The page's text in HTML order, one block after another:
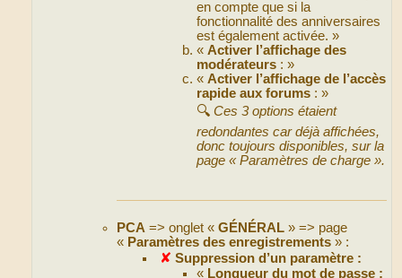
en compte que si la
fonctionnalité des anniversaires
est également activée. »
« Activer l’affichage des
modérateurs: »
« Activer l’affichage de l’accès
rapide aux forums: »
🔍 Ces 3 options étaient
redondantes car déjà affichées,
donc toujours disponibles, sur la
page « Paramètres de charge ».
PCA => onglet « GÉNÉRAL» => page
« Paramètres des enregistrements» :
✘ Suppression d’un paramètre :
« Longueur du mot de passe :